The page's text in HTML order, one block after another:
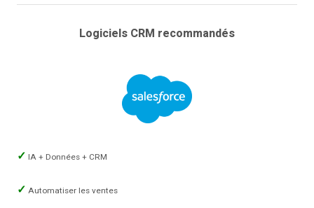
Logiciels CRM recommandés
IA + Données + CRM
Automatiser les ventes